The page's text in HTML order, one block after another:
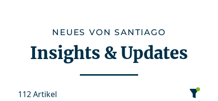
NEUES VON SANTIAGO
Insights & Updates
112 Artikel